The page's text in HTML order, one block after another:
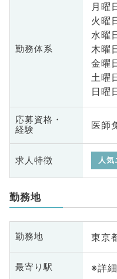
勤務体系
月曜
火曜
水曜
木曜
金曜
土曜
日曜
応募資格・
経験
医師
求人特徴 人気
勤務地
勤務地 東京
最寄り駅 ※詳